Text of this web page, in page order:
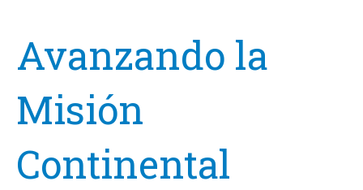
Avanzando la
Misión
Continental